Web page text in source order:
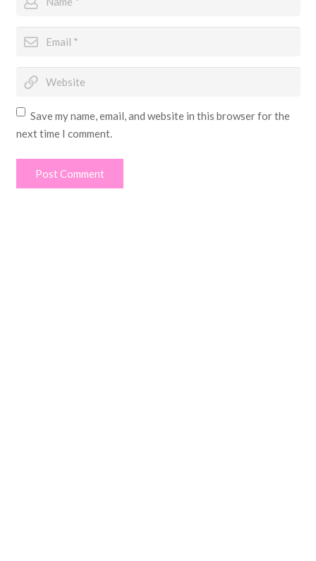
Save my name, email, and website in this browser for the
next time I comment.
Post Comment